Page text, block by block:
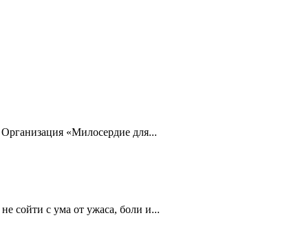
«Милосердие для...
сойти с ума от ужаса, боли и...